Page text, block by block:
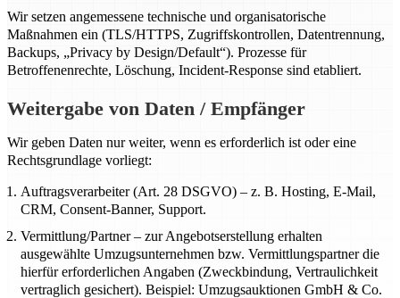
Wir setzen angemessene technische und organisatorische
Maßnahmen ein (TLS/HTTPS, Zugriffskontrollen, Datentrennung,
Backups, „Privacy by Design/Default“). Prozesse für
Betroffenenrechte, Löschung, Incident-Response sind etabliert.
Weitergabe von Daten / Empfänger
Wir geben Daten nur weiter, wenn es erforderlich ist oder eine
Rechtsgrundlage vorliegt:
Auftragsverarbeiter (Art. 28 DSGVO) – z. B. Hosting, E-Mail,
CRM, Consent-Banner, Support.
Vermittlung/Partner – zur Angebotserstellung erhalten
ausgewählte Umzugsunternehmen bzw. Vermittlungspartner die
hierfür erforderlichen Angaben (Zweckbindung, Vertraulichkeit
vertraglich gesichert). Beispiel: Umzugsauktionen GmbH & Co.